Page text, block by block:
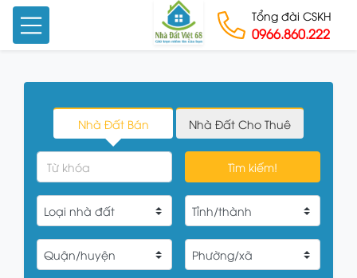
Tổng đài CSKH
0966.860.222
Nhà Đất Bán Nhà Đất Cho Thuê
Tìm kiếm!